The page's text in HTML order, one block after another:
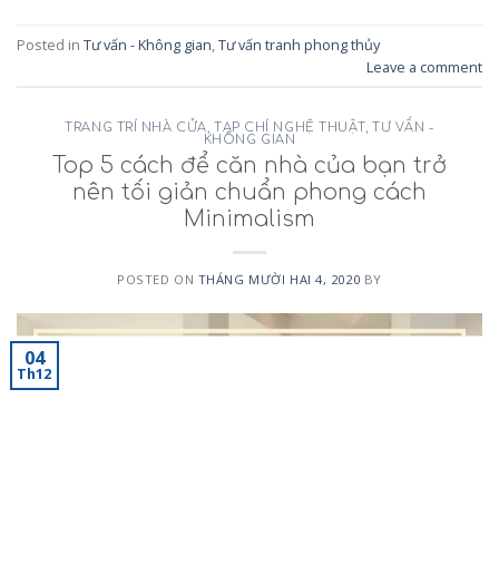
Posted in Tư vấn - Không gian,Tư vấn tranh phong thủy
Leave a comment
TRANG TRÍ NHÀ CỬA, TẠP CHÍ NGHỆ THUẬT ,
TƯ VẤN -
KHÔNG GIAN
Top 5 cách để căn nhà của bạn trở
nên tối giản chuẩn phong cách
Minimalism
POSTED ON THÁNG MƯỜI HAI 4, 2020 BY
04
Th12